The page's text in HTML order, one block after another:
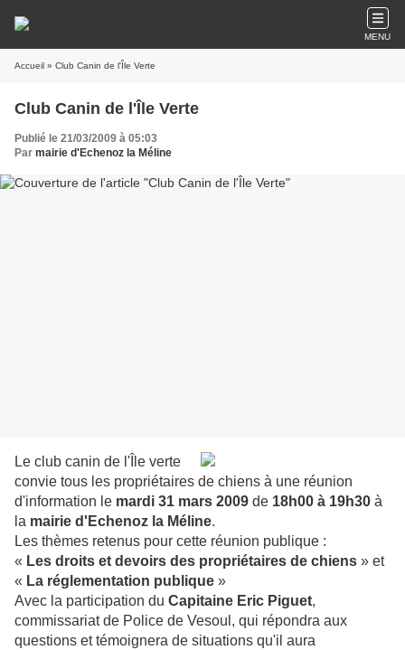
MENU
Accueil » Club Canin de l'Île Verte
Club Canin de l'Île Verte
Publié le 21/03/2009 à 05:03
Par mairie d'Echenoz la Méline
Le club canin de l'Île verte
convie tous les propriétaires de chiens à une réunion
d'information le mardi 31 mars 2009 de 18h00 à 19h30 à
la mairie d'Echenoz la Méline.
Les thèmes retenus pour cette réunion publique :
« Les droits et devoirs des propriétaires de chiens » et
« La réglementation publique »
Avec la participation du Capitaine Eric Piguet,
commissariat de Police de Vesoul, qui répondra aux
questions et témoignera de situations qu'il aura